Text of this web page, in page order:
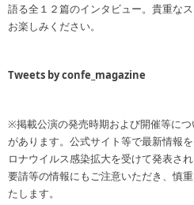
語る全１２篇のインタビュー。貴重な
お楽しみください。
Tweets by confe_magazine
※掲載公演の発売時期および開催等に
があります。公式サイト等で最新情報
ロナウイルス感染拡大を受けて発表さ
要請等の情報にもご注意いただき、慎
たします。